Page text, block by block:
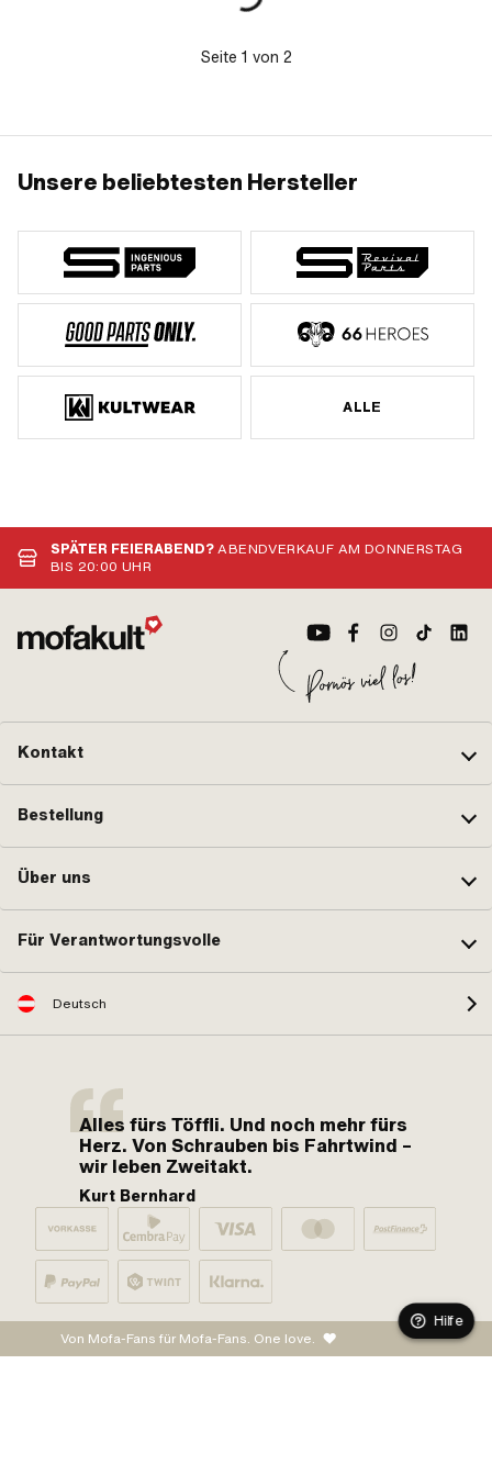
Seite 1 von 2
Unsere beliebtesten Hersteller
ALLE
SPÄTER FEIERABEND?ABENDVERKAUF AM DONNERSTAG
BIS 20:00 UHR
Kontakt
Bestellung
Über uns
Für Verantwortungsvolle
Deutsch
Alles fürs Töffli. Und noch mehr fürs
Herz. Von Schrauben bis Fahrtwind –
wir leben Zweitakt.
Kurt Bernhard
Von Mofa-Fans für Mofa-Fans. One love.
Hilfe